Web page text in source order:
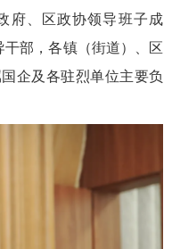
府、区政协领导班子成
干部，各镇（街道）、区
企及各驻烈单位主要负